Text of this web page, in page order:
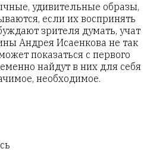
удивительные образы,
если их воспринять
зрителя думать, учат
Андрея Исаенкова не так
показаться с первого
найдут в них для себя
необходимое.